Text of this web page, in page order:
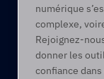
numérique
complexe,
Rejoignez-
donner les
confiance